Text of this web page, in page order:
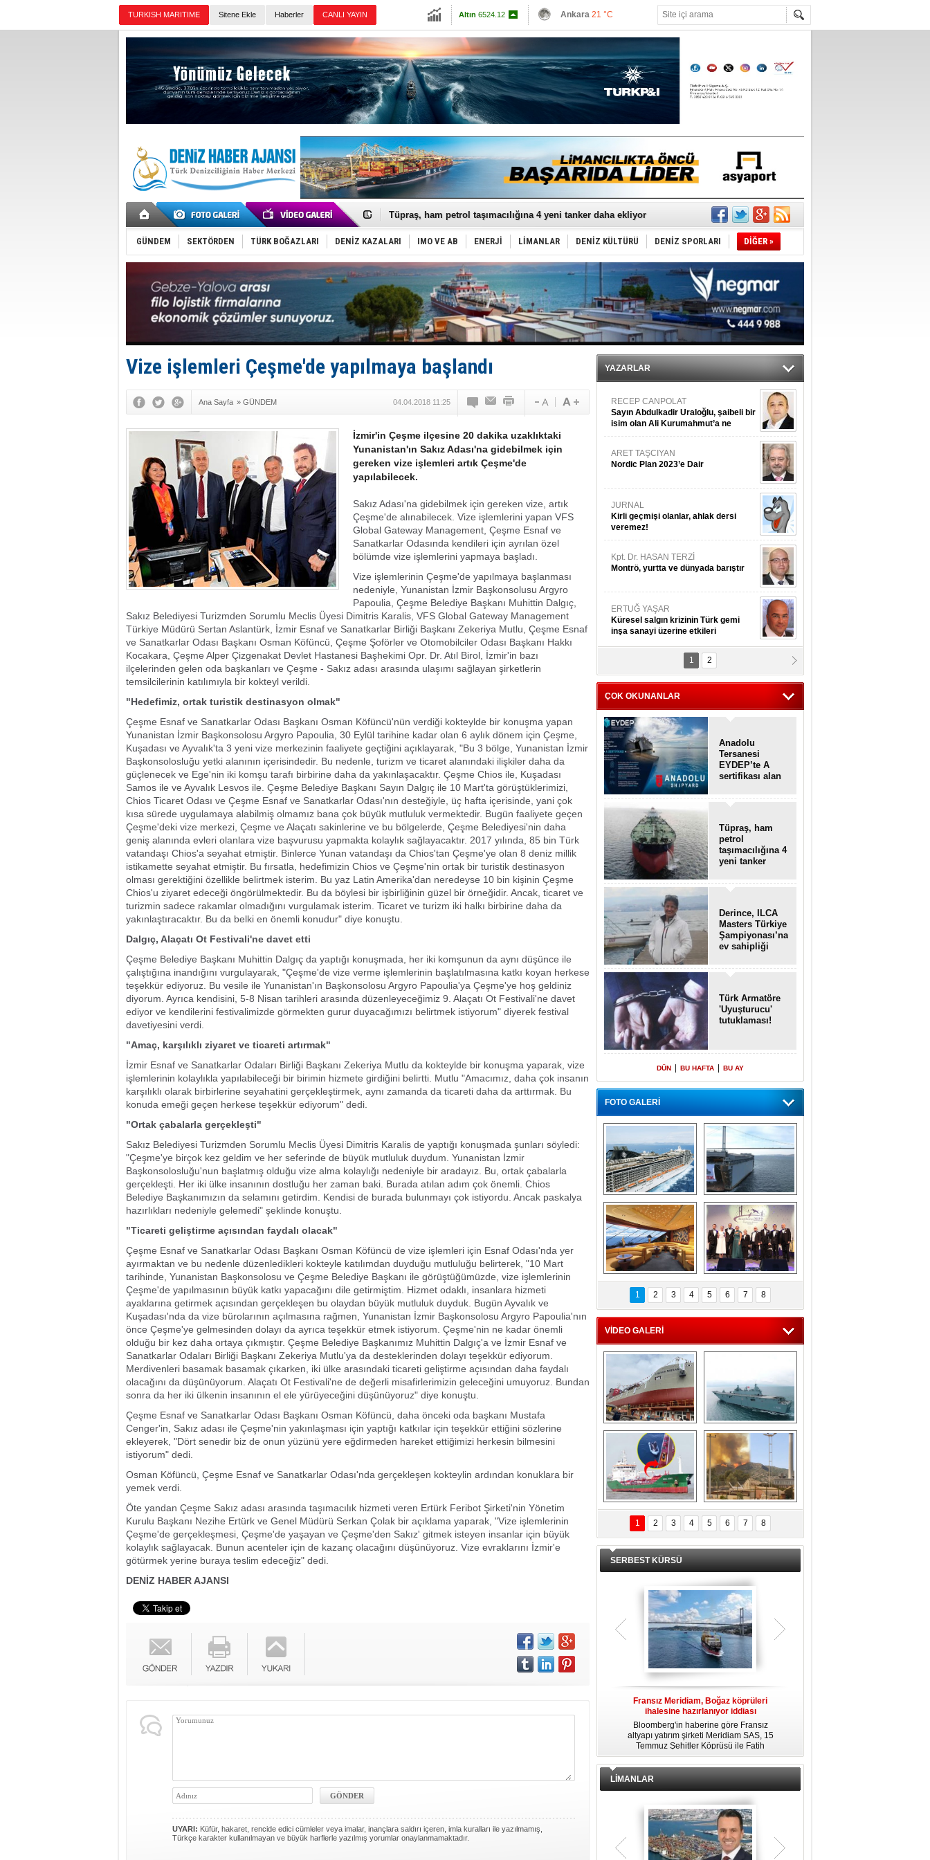
TURKISH MARITIME Sitene Ekle Haberler CANLI YAYIN
Altın 6524.12
Euro54.9948
Ankara 21 °C
Antalya25 °C
Muğla 24 °C
Çanakkale 22 °C
Anadolu Tersanesi EYDEP’te A sertifikası alan ilk tersane oldu
Tüpraş, ham petrol taşımacılığına 4 yeni tanker daha ekliyor
İTU AUV, Dünya’da 2. oldu!
LNG taşımacılığında maliyetler katlandı
PROYAD, yat mürettebatı için yurt dışı harcı için düzenleme istiyor
Türkiye-Irak enerji hattında yeni dönem başlıyor
Türk Armatöre 'Uyuşturucu' tutuklaması!
Deniz turizminde yeni ‘Ceza Rejimi’!
DÖDER, 28. Dönem Yönetim Kurulu Başkanını seçti!
Fairline, Türkiye’de ‘SoleMarin’i seçti
Baltık Denizi'nde tarih yazıldı!
Runit kubbesi okyanusun derinliklerinde halkı tehdit ediyor
Türk Loydu’na Süveyş tonaj yetkisi
GÜNDEM SEKTÖRDEN TÜRK BOĞAZLARI DENİZ KAZALARI IMO VE AB ENERJİ LİMANLAR DENİZ KÜLTÜRÜ DENİZ SPORLARI DİĞER »
Vize işlemleri Çeşme'de yapılmaya başlandı
Ana Sayfa » GÜNDEM 04.04.2018 11:25
İzmir'in Çeşme ilçesine 20 dakika uzaklıktaki
Yunanistan'ın Sakız Adası'na gidebilmek için
gereken vize işlemleri artık Çeşme'de
yapılabilecek.
Sakız Adası'na gidebilmek için gereken vize, artık
Çeşme'de alınabilecek. Vize işlemlerini yapan VFS
Global Gateway Management, Çeşme Esnaf ve
Sanatkarlar Odasında kendileri için ayrılan özel
bölümde vize işlemlerini yapmaya başladı.
Vize işlemlerinin Çeşme'de yapılmaya başlanması
nedeniyle, Yunanistan İzmir Başkonsolusu Argyro
Papoulia, Çeşme Belediye Başkanı Muhittin Dalgıç,
Sakız Belediyesi Turizmden Sorumlu Meclis Üyesi Dimitris Karalis, VFS Global Gateway Management
Türkiye Müdürü Sertan Aslantürk, İzmir Esnaf ve Sanatkarlar Birliği Başkanı Zekeriya Mutlu, Çeşme Esnaf
ve Sanatkarlar Odası Başkanı Osman Köfüncü, Çeşme Şoförler ve Otomobilciler Odası Başkanı Hakkı
Kocakara, Çeşme Alper Çizgenakat Devlet Hastanesi Başhekimi Opr. Dr. Atıl Birol, İzmir'in bazı
ilçelerinden gelen oda başkanları ve Çeşme - Sakız adası arasında ulaşımı sağlayan şirketlerin
temsilcilerinin katılımıyla bir kokteyl verildi.
"Hedefimiz, ortak turistik destinasyon olmak"
Çeşme Esnaf ve Sanatkarlar Odası Başkanı Osman Köfüncü'nün verdiği kokteylde bir konuşma yapan
Yunanistan İzmir Başkonsolosu Argyro Papoulia, 30 Eylül tarihine kadar olan 6 aylık dönem için Çeşme,
Kuşadası ve Ayvalık'ta 3 yeni vize merkezinin faaliyete geçtiğini açıklayarak, "Bu 3 bölge, Yunanistan İzmir
Başkonsolosluğu yetki alanının içerisindedir. Bu nedenle, turizm ve ticaret alanındaki ilişkiler daha da
güçlenecek ve Ege'nin iki komşu tarafı birbirine daha da yakınlaşacaktır. Çeşme Chios ile, Kuşadası
Samos ile ve Ayvalık Lesvos ile. Çeşme Belediye Başkanı Sayın Dalgıç ile 10 Mart'ta görüştüklerimizi,
Chios Ticaret Odası ve Çeşme Esnaf ve Sanatkarlar Odası'nın desteğiyle, üç hafta içerisinde, yani çok
kısa sürede uygulamaya alabilmiş olmamız bana çok büyük mutluluk vermektedir. Bugün faaliyete geçen
Çeşme'deki vize merkezi, Çeşme ve Alaçatı sakinlerine ve bu bölgelerde, Çeşme Belediyesi'nin daha
geniş alanında evleri olanlara vize başvurusu yapmakta kolaylık sağlayacaktır. 2017 yılında, 85 bin Türk
vatandaşı Chios'a seyahat etmiştir. Binlerce Yunan vatandaşı da Chios'tan Çeşme'ye olan 8 deniz millik
istikamette seyahat etmiştir. Bu fırsatla, hedefimizin Chios ve Çeşme'nin ortak bir turistik destinasyon
olması gerektiğini özellikle belirtmek isterim. Bu yaz Latin Amerika'dan neredeyse 10 bin kişinin Çeşme
Chios'u ziyaret edeceği öngörülmektedir. Bu da böylesi bir işbirliğinin güzel bir örneğidir. Ancak, ticaret ve
turizmin sadece rakamlar olmadığını vurgulamak isterim. Ticaret ve turizm iki halkı birbirine daha da
yakınlaştıracaktır. Bu da belki en önemli konudur" diye konuştu.
Dalgıç, Alaçatı Ot Festivali'ne davet etti
Çeşme Belediye Başkanı Muhittin Dalgıç da yaptığı konuşmada, her iki komşunun da aynı düşünce ile
çalıştığına inandığını vurgulayarak, "Çeşme'de vize verme işlemlerinin başlatılmasına katkı koyan herkese
teşekkür ediyoruz. Bu vesile ile Yunanistan'ın Başkonsolosu Argyro Papoulia'ya Çeşme'ye hoş geldiniz
diyorum. Ayrıca kendisini, 5-8 Nisan tarihleri arasında düzenleyeceğimiz 9. Alaçatı Ot Festivali'ne davet
ediyor ve kendilerini festivalimizde görmekten gurur duyacağımızı belirtmek istiyorum" diyerek festival
davetiyesini verdi.
"Amaç, karşılıklı ziyaret ve ticareti artırmak"
İzmir Esnaf ve Sanatkarlar Odaları Birliği Başkanı Zekeriya Mutlu da kokteylde bir konuşma yaparak, vize
işlemlerinin kolaylıkla yapılabileceği bir birimin hizmete girdiğini belirtti. Mutlu "Amacımız, daha çok insanın
karşılıklı olarak birbirlerine seyahatini gerçekleştirmek, aynı zamanda da ticareti daha da arttırmak. Bu
konuda emeği geçen herkese teşekkür ediyorum" dedi.
"Ortak çabalarla gerçekleşti"
Sakız Belediyesi Turizmden Sorumlu Meclis Üyesi Dimitris Karalis de yaptığı konuşmada şunları söyledi:
"Çeşme'ye birçok kez geldim ve her seferinde de büyük mutluluk duydum. Yunanistan İzmir
Başkonsolosluğu'nun başlatmış olduğu vize alma kolaylığı nedeniyle bir aradayız. Bu, ortak çabalarla
gerçekleşti. Her iki ülke insanının dostluğu her zaman baki. Burada atılan adım çok önemli. Chios
Belediye Başkanımızın da selamını getirdim. Kendisi de burada bulunmayı çok istiyordu. Ancak paskalya
hazırlıkları nedeniyle gelemedi" şeklinde konuştu.
"Ticareti geliştirme açısından faydalı olacak"
Çeşme Esnaf ve Sanatkarlar Odası Başkanı Osman Köfüncü de vize işlemleri için Esnaf Odası'nda yer
ayırmaktan ve bu nedenle düzenledikleri kokteyle katılımdan duyduğu mutluluğu belirterek, "10 Mart
tarihinde, Yunanistan Başkonsolosu ve Çeşme Belediye Başkanı ile görüştüğümüzde, vize işlemlerinin
Çeşme'de yapılmasının büyük katkı yapacağını dile getirmiştim. Hizmet odaklı, insanlara hizmeti
ayaklarına getirmek açısından gerçekleşen bu olaydan büyük mutluluk duyduk. Bugün Ayvalık ve
Kuşadası'nda da vize bürolarının açılmasına rağmen, Yunanistan İzmir Başkonsolosu Argyro Papoulia'nın
önce Çeşme'ye gelmesinden dolayı da ayrıca teşekkür etmek istiyorum. Çeşme'nin ne kadar önemli
olduğu bir kez daha ortaya çıkmıştır. Çeşme Belediye Başkanımız Muhittin Dalgıç'a ve İzmir Esnaf ve
Sanatkarlar Odaları Birliği Başkanı Zekeriya Mutlu'ya da desteklerinden dolayı teşekkür ediyorum.
Merdivenleri basamak basamak çıkarken, iki ülke arasındaki ticareti geliştirme açısından daha faydalı
olacağını da düşünüyorum. Alaçatı Ot Festivali'ne de değerli misafirlerimizin geleceğini umuyoruz. Bundan
sonra da her iki ülkenin insanının el ele yürüyeceğini düşünüyoruz" diye konuştu.
Çeşme Esnaf ve Sanatkarlar Odası Başkanı Osman Köfüncü, daha önceki oda başkanı Mustafa
Cenger'in, Sakız adası ile Çeşme'nin yakınlaşması için yaptığı katkılar için teşekkür ettiğini sözlerine
ekleyerek, "Dört senedir biz de onun yüzünü yere eğdirmeden hareket ettiğimizi herkesin bilmesini
istiyorum" dedi.
Osman Köfüncü, Çeşme Esnaf ve Sanatkarlar Odası'nda gerçekleşen kokteylin ardından konuklara bir
yemek verdi.
Öte yandan Çeşme Sakız adası arasında taşımacılık hizmeti veren Ertürk Feribot Şirketi'nin Yönetim
Kurulu Başkanı Nezihe Ertürk ve Genel Müdürü Serkan Çolak bir açıklama yaparak, "Vize işlemlerinin
Çeşme'de gerçekleşmesi, Çeşme'de yaşayan ve Çeşme'den Sakız' gitmek isteyen insanlar için büyük
kolaylık sağlayacak. Bunun acenteler için de kazanç olacağını düşünüyoruz. Vize evraklarını İzmir'e
götürmek yerine buraya teslim edeceğiz" dedi.
DENİZ HABER AJANSI
UYARI: Küfür, hakaret, rencide edici cümleler veya imalar, inançlara saldırı içeren, imla kuralları ile yazılmamış,
Türkçe karakter kullanılmayan ve büyük harflerle yazılmış yorumlar onaylanmamaktadır.
YAZARLAR
RECEP CANPOLAT
Sayın Abdulkadir Uraloğlu, şaibeli bir
isim olan Ali Kurumahmut’a ne
danışıyorsunuz?
ARET TAŞCIYAN
Nordic Plan 2023’e Dair
JURNAL
Kirli geçmişi olanlar, ahlak dersi
veremez!
Kpt. Dr. HASAN TERZİ
Montrö, yurtta ve dünyada barıştır
ERTUĞ YAŞAR
Küresel salgın krizinin Türk gemi
inşa sanayi üzerine etkileri
Kpt. MESUT AZMİ GÖKSOY
ithafen...
1 2
ÇOK OKUNANLAR
Anadolu
Tersanesi
EYDEP’te A
sertifikası alan
Tüpraş, ham
petrol
taşımacılığına 4
yeni tanker
Derince, ILCA
Masters Türkiye
Şampiyonası’na
ev sahipliği
Türk Armatöre
'Uyuşturucu'
tutuklaması!
DÜN BU HAFTA BU AY
FOTO GALERİ
“Gemi içinde gemi”
konsepti ile MSC
Splendida
Dünyada tek!
Denizaltı yüzer
havuzu intikal
seyrine başladı
MSC'den 55 milyon
euroluk turizm geliri
müjdesi
5. Bosphorus Ship
Brokers Dinner,
İstanbul’da yapıldı
1 2 3 4 5 6 7 8
VİDEO GALERİ
Çeksan Tersanesi,
Başaran Bayrak
tankerini suya
indirdi
TCG Anadolu,
tersane teknik
seyrini tamamladı
Göçmenlerin
imdadına Türk
sahipli MINA DENIZ
yetişti
Milas’taki yangın
yeniden termik
santrallere doğru
ilerliyor
1 2 3 4 5 6 7 8
SERBEST KÜRSÜ
Fransız Meridiam, Boğaz köprüleri
ihalesine hazırlanıyor iddiası
Bloomberg'in haberine göre Fransız
altyapı yatırım şirketi Meridiam SAS, 15
Temmuz Şehitler Köprüsü ile Fatih
Sultan Mehmet Köprüsü'nün
özelleştirilmesine yönelik ihaleyle
zamanda kendi yat limanı, helikopter
pisti ve seçkin villaları da içeren koca
LİMANLAR